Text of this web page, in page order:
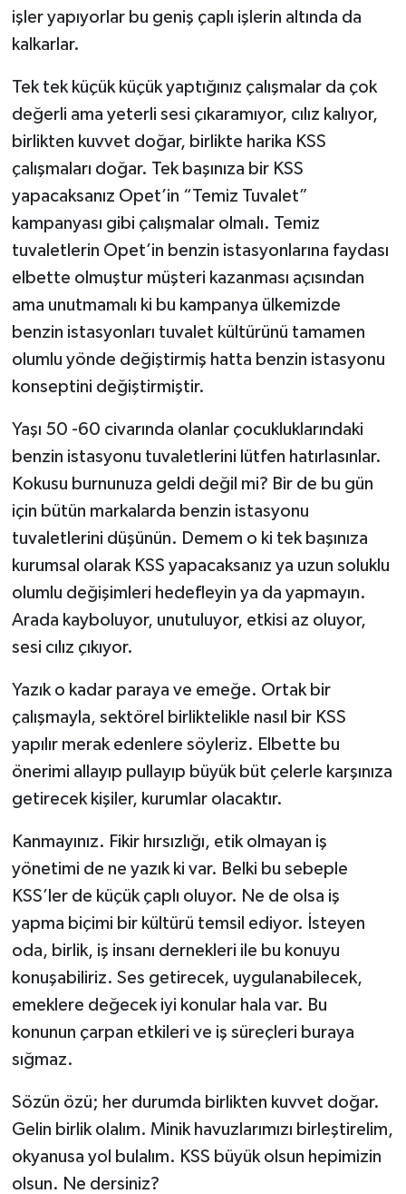
işler yapıyorlar bu geniş çaplı işlerin altında da
kalkarlar.
Tek tek küçük küçük yaptığınız çalışmalar da çok
değerli ama yeterli sesi çıkaramıyor, cılız kalıyor,
birlikten kuvvet doğar, birlikte harika KSS
çalışmaları doğar. Tek başınıza bir KSS
yapacaksanız Opet’in “Temiz Tuvalet”
kampanyası gibi çalışmalar olmalı. Temiz
tuvaletlerin Opet’in benzin istasyonlarına faydası
elbette olmuştur müşteri kazanması açısından
ama unutmamalı ki bu kampanya ülkemizde
benzin istasyonları tuvalet kültürünü tamamen
olumlu yönde değiştirmiş hatta benzin istasyonu
konseptini değiştirmiştir.
Yaşı 50 -60 civarında olanlar çocukluklarındaki
benzin istasyonu tuvaletlerini lütfen hatırlasınlar.
Kokusu burnunuza geldi değil mi? Bir de bu gün
için bütün markalarda benzin istasyonu
tuvaletlerini düşünün. Demem o ki tek başınıza
kurumsal olarak KSS yapacaksanız ya uzun soluklu
olumlu değişimleri hedefleyin ya da yapmayın.
Arada kayboluyor, unutuluyor, etkisi az oluyor,
sesi cılız çıkıyor.
Yazık o kadar paraya ve emeğe. Ortak bir
çalışmayla, sektörel birliktelikle nasıl bir KSS
yapılır merak edenlere söyleriz. Elbette bu
önerimi allayıp pullayıp büyük büt çelerle karşınıza
getirecek kişiler, kurumlar olacaktır.
Kanmayınız. Fikir hırsızlığı, etik olmayan iş
yönetimi de ne yazık ki var. Belki bu sebeple
KSS’ler de küçük çaplı oluyor. Ne de olsa iş
yapma biçimi bir kültürü temsil ediyor. İsteyen
oda, birlik, iş insanı dernekleri ile bu konuyu
konuşabiliriz. Ses getirecek, uygulanabilecek,
emeklere değecek iyi konular hala var. Bu
konunun çarpan etkileri ve iş süreçleri buraya
sığmaz.
Sözün özü; her durumda birlikten kuvvet doğar.
Gelin birlik olalım. Minik havuzlarımızı birleştirelim,
okyanusa yol bulalım. KSS büyük olsun hepimizin
olsun. Ne dersiniz?